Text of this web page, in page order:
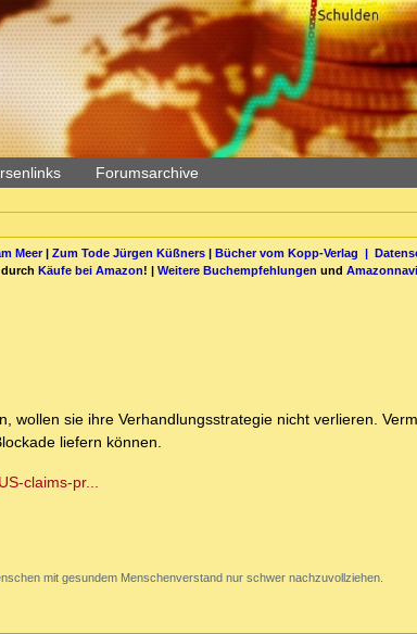
Forumsarchive
Meer| Zum Tode Jürgen Küßners| Bücher vom Kopp-Verlag |
durch Käufe bei Amazon! | Weitere Buchempfehlungen und
wollen sie ihre Verhandlungsstrategie nicht verlieren.
liefern können.
claims-pr...
mit gesundem Menschenverstand nur schwer nachzuvollziehen.